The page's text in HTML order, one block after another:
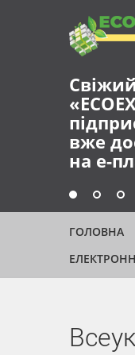
вже
на е-
ГОЛОВНА